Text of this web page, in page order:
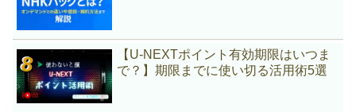
【U-NEXTポイント有効期限はいつま
で？】期限までに使い切る活用術5選